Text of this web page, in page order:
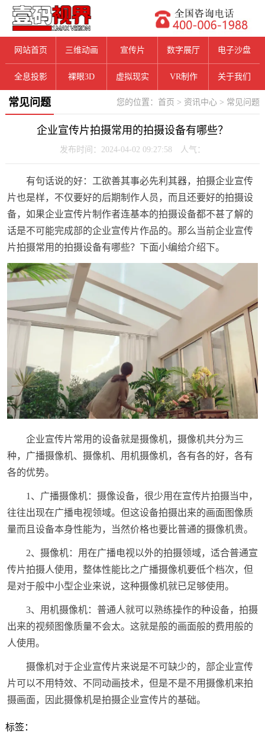
网站首页 三维动画 宣传片 数字展厅 电子沙盘
全息投影 裸眼3D 虚拟现实 VR制作 关于我们
您的位置： 首页 > 资讯中心 > 常见问题
常见问题
企业宣传片拍摄常用的拍摄设备有哪些？
发布时间：2024-04-02 09:27:58 人气：
有句话说的好：工欲善其事必先利其器，拍摄企业宣传
片也是样，不仅要好的后期制作人员，而且还要好的拍摄设
备，如果企业宣传片制作者连基本的拍摄设备都不甚了解的
话是不可能完成部的企业宣传片作品的。那么当前企业宣传
片拍摄常用的拍摄设备有哪些？下面小编给介绍下。
企业宣传片常用的设备就是摄像机，摄像机共分为三
种，广播摄像机、摄像机、用机摄像机，各有各的好，各有
各的优势。
1、广播摄像机：摄像设备，很少用在宣传片拍摄当中，
往往出现在广播电视领域。但这设备拍摄出来的画面图像质
量而且设备本身性能为，当然价格也要比普通的摄像机贵。
2、摄像机：用在广播电视以外的拍摄领域，适合普通宣
传片拍摄人使用，整体性能比之广播摄像机要低个档次，但
是对于般中小型企业来说，这种摄像机就已足够使用。
3、用机摄像机：普通人就可以熟练操作的种设备，拍摄
出来的视频图像质量不会太。这就是般的画面般的费用般的
人使用。
摄像机对于企业宣传片来说是不可缺少的，部企业宣传
片可以不用特效、不同动画技术，但是不是不用摄像机来拍
摄画面，因此摄像机是拍摄企业宣传片的基础。
标签：